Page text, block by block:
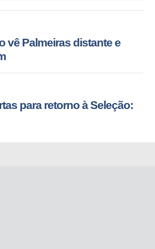
vê Palmeiras distante e
para retorno à Seleção: